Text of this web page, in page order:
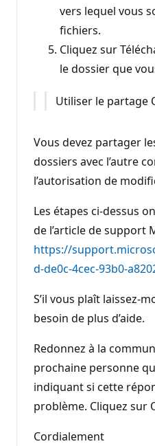
vers lequel vous
fichiers.
Cliquez sur
le dossier que
Utiliser le partage
Vous devez partager
dossiers avec l’autre
l’autorisation de
Les étapes ci-dessus
de l’article de support
https://
d-de0c-4cec-93b0-
S’il vous plaît laissez-
besoin de plus d’aide.
Redonnez à la
prochaine personne
indiquant si cette
problème. Cliquez sur
Cordialement